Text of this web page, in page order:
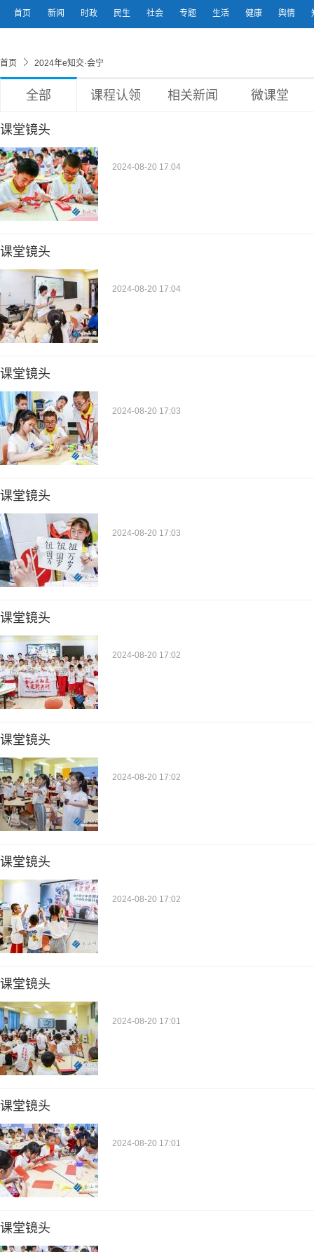
首页 新闻 时政 民生 社会 专题 生活 健康 舆情
首页 2024年e知交·会宁
全部 课程认领 相关新闻 微课堂
课堂镜头
2024-08-20 17:04
课堂镜头
2024-08-20 17:04
课堂镜头
2024-08-20 17:03
课堂镜头
2024-08-20 17:03
课堂镜头
2024-08-20 17:02
课堂镜头
2024-08-20 17:02
课堂镜头
2024-08-20 17:02
课堂镜头
2024-08-20 17:01
课堂镜头
2024-08-20 17:01
课堂镜头